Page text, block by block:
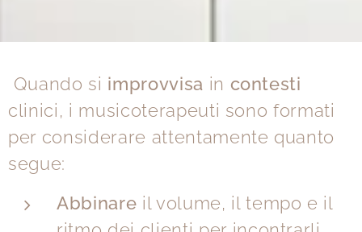
Quando si improvvisa in contesti
clinici, i musicoterapeuti sono formati
per considerare attentamente quanto
segue:
Abbinare il volume, il tempo e il